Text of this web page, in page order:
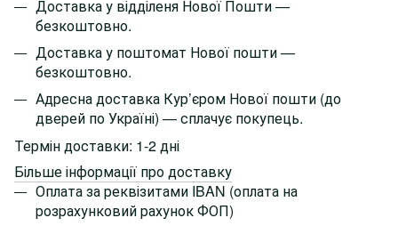
Доставка у відділеня Нової Пошти —
безкоштовно.
Доставка у поштомат Нової пошти —
безкоштовно.
Адресна доставка Кур’єром Нової пошти (до
дверей по Україні) — сплачує покупець.
Термін доставки: 1-2 дні
Більше інформації про доставку
Оплата за реквізитами IBAN (оплата на
розрахунковий рахунок ФОП)